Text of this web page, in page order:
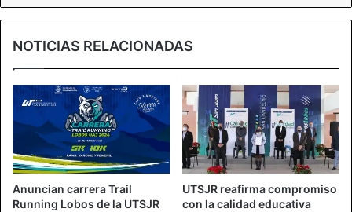
NOTICIAS RELACIONADAS
Anuncian carrera Trail
Running Lobos de la UTSJR
UTSJR reafirma compromiso
con la calidad educativa